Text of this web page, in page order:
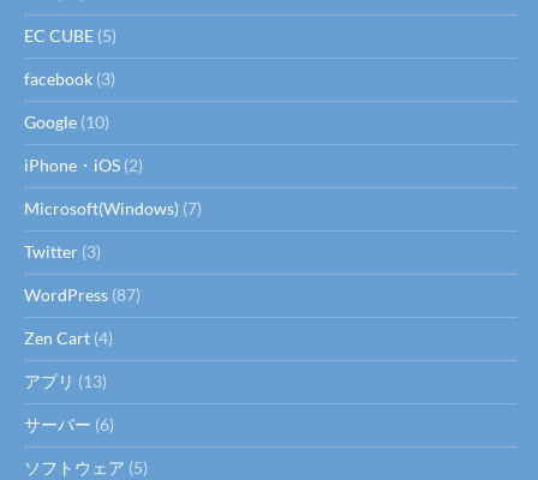
EC CUBE (5)
facebook (3)
Google (10)
iPhone・iOS (2)
Microsoft(Windows) (7)
Twitter (3)
WordPress (87)
Zen Cart (4)
アプリ (13)
サーバー (6)
ソフトウェア (5)